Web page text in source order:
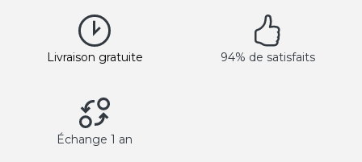
Livraison gratuite 94% de satisfaits
Échange 1 an